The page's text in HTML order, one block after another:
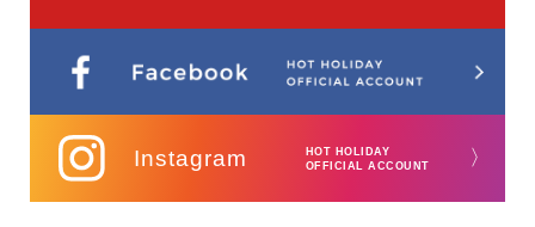
Instagram
HOT HOLIDAY
OFFICIAL ACCOUNT
〉